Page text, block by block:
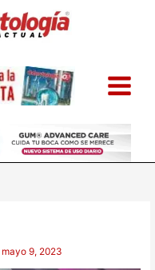
mayo 9, 2023